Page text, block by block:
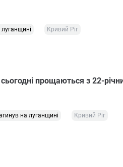
Кривий Ріг
прощаються з 22-
на луганщині
Кривий Ріг